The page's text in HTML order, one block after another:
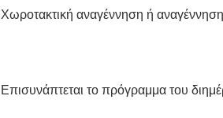
Χωροτακτική αναγέννηση ή
Επισυνάπτεται το πρόγραμμα του